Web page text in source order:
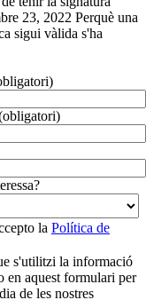
23, 2022 Perquè una
sigui vàlida s'ha
la Política de
s'utilitzi la informació
en aquest formulari per
de les nostres